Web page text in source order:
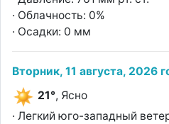
· Облачность: 0%
· Осадки: 0 мм
Вторник, 11 августа, 2026
21°, Ясно
· Легкий юго-западный